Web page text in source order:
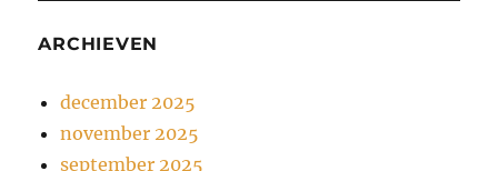
ARCHIEVEN
december 2025
november 2025
september 2025